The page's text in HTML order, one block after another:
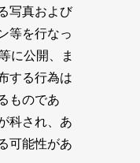
写真および
等を行なっ
に公開、ま
する行為は
ものであ
科され、あ
可能性があ